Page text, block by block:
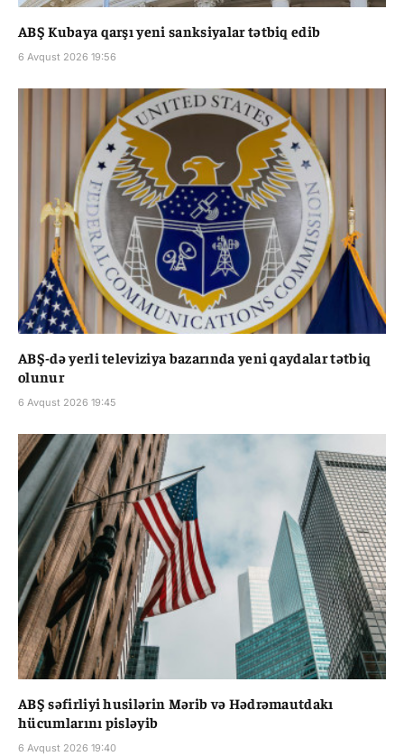
ABŞ Kubaya qarşı yeni sanksiyalar tətbiq edib
6 Avqust 2026 19:56
ABŞ-də yerli televiziya bazarında yeni qaydalar tətbiq
olunur
6 Avqust 2026 19:45
ABŞ səfirliyi husilərin Mərib və Hədrəmautdakı
hücumlarını pisləyib
6 Avqust 2026 19:40